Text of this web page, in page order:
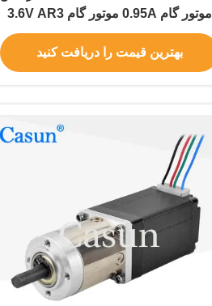
موتور گام 0.95A موتور گام 3.6V AR3
روبات منبع باز
بهترین قیمت را دریافت کنید